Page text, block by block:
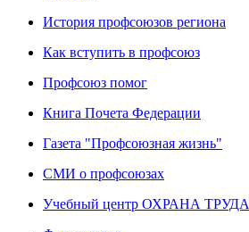
История профсоюзов региона
Как вступить в профсоюз
Профсоюз помог
Книга Почета Федерации
Газета "Профсоюзная жизнь"
СМИ о профсоюзах
Учебный центр ОХРАНА ТРУДА